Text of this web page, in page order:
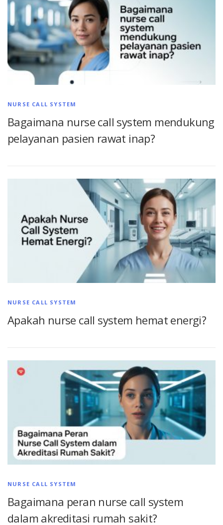
NURSE CALL SYSTEM
Bagaimana nurse call system mendukung
pelayanan pasien rawat inap?
NURSE CALL SYSTEM
Apakah nurse call system hemat energi?
NURSE CALL SYSTEM
Bagaimana peran nurse call system
dalam akreditasi rumah sakit?